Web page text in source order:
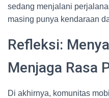
sedang menjalani
masing punya kendaraan
Refleksi:
Menjaga Rasa
Di akhirnya, komunitas